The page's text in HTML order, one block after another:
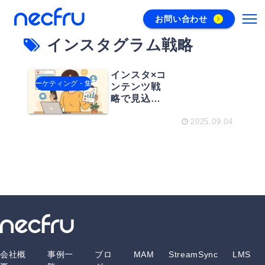
お問い合わせ
インスタグラム戦略
マーケティング・集客
インスタ×コ
ンテンツ戦
略で見込み
2025.09.04
会社概
事例一
ブロ
MAM StreamSync LMS